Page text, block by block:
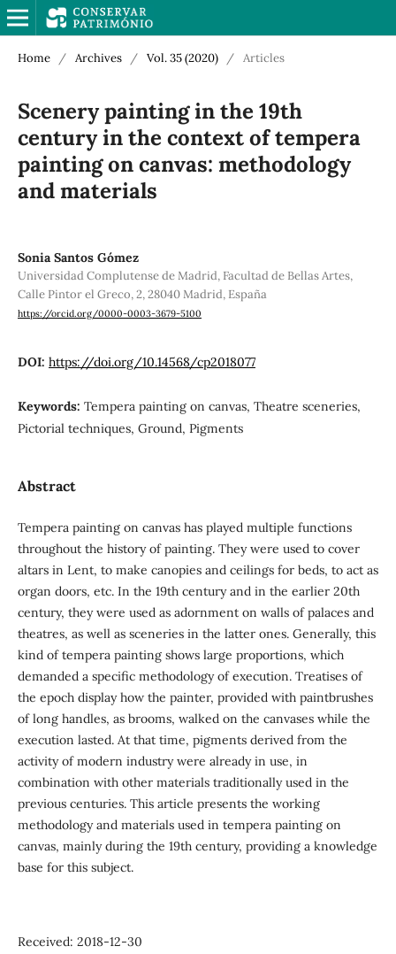
Home / Archives / Vol. 35 (2020) / Articles
Scenery painting in the 19th
century in the context of tempera
painting on canvas: methodology
and materials
Sonia Santos Gómez
Universidad Complutense de Madrid, Facultad de Bellas Artes,
Calle Pintor el Greco, 2, 28040 Madrid, España
https://orcid.org/0000-0003-3679-5100
DOI: https://doi.org/10.14568/cp2018077
Keywords: Tempera painting on canvas, Theatre sceneries,
Pictorial techniques, Ground, Pigments
Abstract
Tempera painting on canvas has played multiple functions
throughout the history of painting. They were used to cover
altars in Lent, to make canopies and ceilings for beds, to act as
organ doors, etc. In the 19th century and in the earlier 20th
century, they were used as adornment on walls of palaces and
theatres, as well as sceneries in the latter ones. Generally, this
kind of tempera painting shows large proportions, which
demanded a specific methodology of execution. Treatises of
the epoch display how the painter, provided with paintbrushes
of long handles, as brooms, walked on the canvases while the
execution lasted. At that time, pigments derived from the
activity of modern industry were already in use, in
combination with other materials traditionally used in the
previous centuries. This article presents the working
methodology and materials used in tempera painting on
canvas, mainly during the 19th century, providing a knowledge
base for this subject.
Received: 2018-12-30